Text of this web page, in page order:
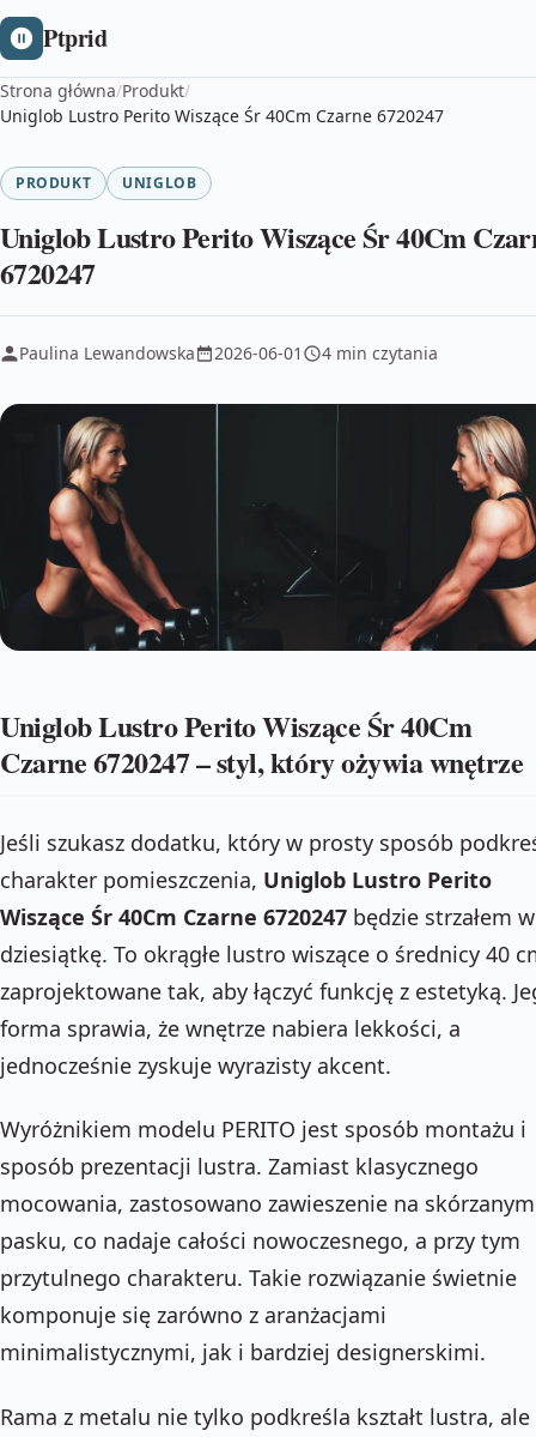
Ptprid
Strona główna/Produkt/
Uniglob Lustro Perito Wiszące Śr 40Cm Czarne 6720247
PRODUKT UNIGLOB
Uniglob Lustro Perito Wiszące Śr 40Cm
6720247
Paulina Lewandowska 2026-06-01 4 min czytania
Uniglob Lustro Perito Wiszące Śr 40Cm
Czarne 6720247 – styl, który ożywia wnętrze
Jeśli szukasz dodatku, który w prosty sposób
charakter pomieszczenia, Uniglob Lustro Perito
Wiszące Śr 40Cm Czarne 6720247 będzie strzałem w
dziesiątkę. To okrągłe lustro wiszące o średnicy 40
zaprojektowane tak, aby łączyć funkcję z estetyką.
forma sprawia, że wnętrze nabiera lekkości, a
jednocześnie zyskuje wyrazisty akcent.
Wyróżnikiem modelu PERITO jest sposób montażu i
sposób prezentacji lustra. Zamiast klasycznego
mocowania, zastosowano zawieszenie na skórzanym
pasku, co nadaje całości nowoczesnego, a przy tym
przytulnego charakteru. Takie rozwiązanie świetnie
komponuje się zarówno z aranżacjami
minimalistycznymi, jak i bardziej designerskimi.
Rama z metalu nie tylko podkreśla kształt lustra, ale